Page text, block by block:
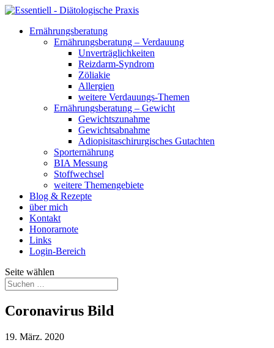
Ernährungsberatung
Ernährungsberatung – Verdauung
Unverträglichkeiten
Reizdarm-Syndrom
Zöliakie
Allergien
weitere Verdauungs-Themen
Ernährungsberatung – Gewicht
Gewichtszunahme
Gewichtsabnahme
Adiopisitaschirurgisches Gutachten
Sporternährung
BIA Messung
Stoffwechsel
weitere Themengebiete
Blog & Rezepte
über mich
Kontakt
Honorarnote
Links
Login-Bereich
Seite wählen
Coronavirus Bild
19. März. 2020